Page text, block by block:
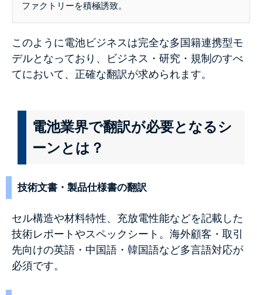
ファクトリーを積極誘致。
このように電池ビジネスは完全な多国籍連携型モ
デルとなっており、ビジネス・研究・規制のすべ
てにおいて、正確な翻訳が求められます。
電池業界で翻訳が必要となるシ
ーンとは？
技術文書・製品仕様書の翻訳
セル構造や材料特性、充放電性能などを記載した
技術レポートやスペックシート。海外顧客・取引
先向けの英語・中国語・韓国語など多言語対応が
必須です。